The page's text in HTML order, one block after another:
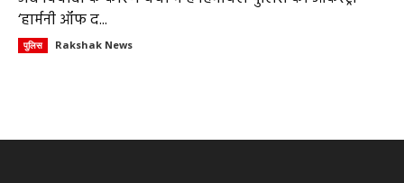
‘हार्मनी ऑफ द...
पुलिस Rakshak News